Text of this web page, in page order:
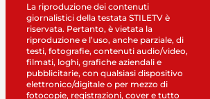
La riproduzione dei contenuti
giornalistici della testata STILETV è
riservata. Pertanto, è vietata la
riproduzione e l’uso, anche parziale, di
testi, fotografie, contenuti audio/video,
filmati, loghi, grafiche aziendali e
pubblicitarie, con qualsiasi dispositivo
elettronico/digitale o per mezzo di
fotocopie, registrazioni, cover e tutto